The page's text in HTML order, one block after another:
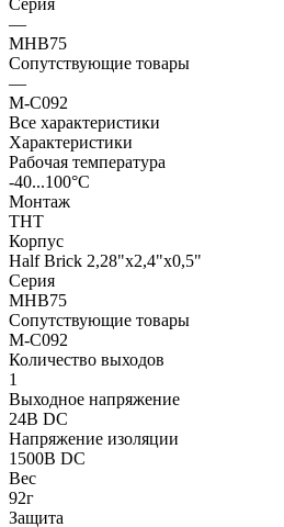
—
MHB75
Сопутствующие товары
—
M-C092
Все характеристики
Характеристики
Рабочая температура
-40...100°C
Монтаж
THT
Корпус
Half Brick 2,28"x2,4"x0,5"
Серия
MHB75
Сопутствующие товары
M-C092
Количество выходов
1
Выходное напряжение
24В DC
Напряжение изоляции
1500В DC
Вес
92г
Защита